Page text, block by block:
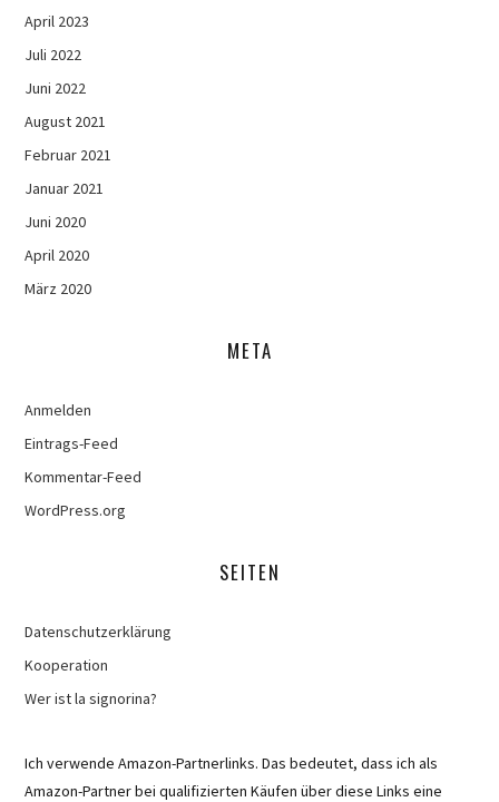
April 2023
Juli 2022
Juni 2022
August 2021
Februar 2021
Januar 2021
Juni 2020
April 2020
März 2020
META
Anmelden
Eintrags-Feed
Kommentar-Feed
WordPress.org
SEITEN
Datenschutzerklärung
Kooperation
Wer ist la signorina?
Ich verwende Amazon-Partnerlinks. Das bedeutet, dass ich als
Amazon-Partner bei qualifizierten Käufen über diese Links eine